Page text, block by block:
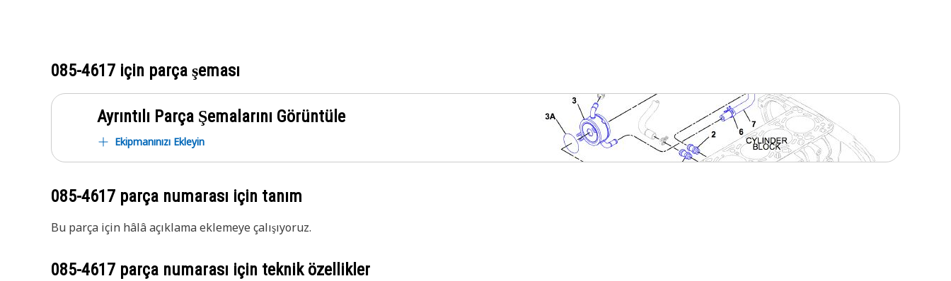
085-4617 için parça şeması
Ayrıntılı Parça Şemalarını Görüntüle
Ekipmanınızı Ekleyin
085-4617 parça numarası için tanım
Bu parça için hâlâ açıklama eklemeye çalışıyoruz.
085-4617 parça numarası için teknik özellikler